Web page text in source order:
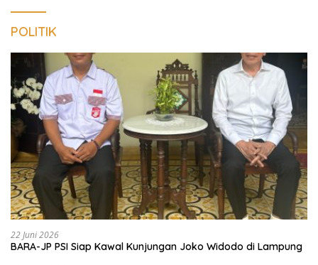
POLITIK
22 Juni 2026
BARA-JP PSI Siap Kawal Kunjungan Joko Widodo di Lampung